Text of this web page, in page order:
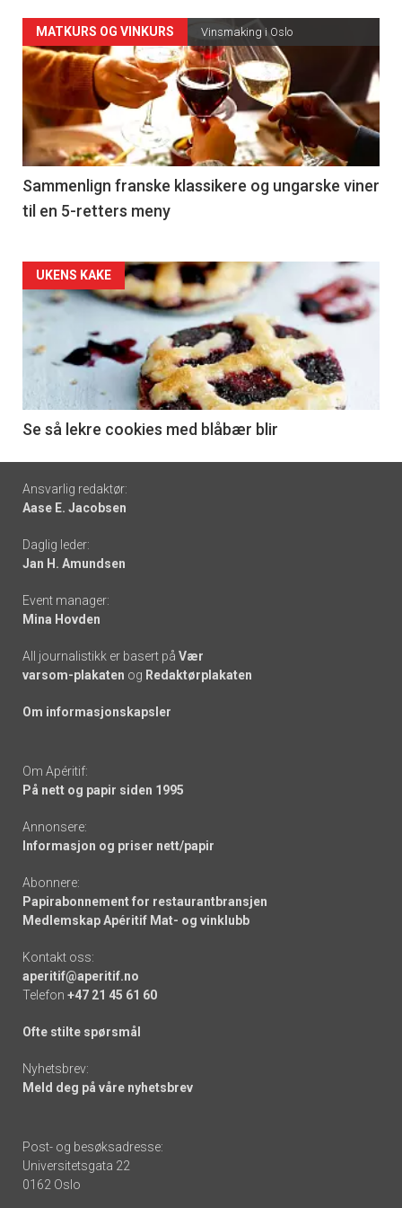
Forsiden
akkurat
nå
-
5
MATKURS OG VINKURS Vinsmaking i Oslo
Sammenlign franske klassikere og ungarske viner
til en 5-retters meny
Forsiden
akkurat
nå
6
UKENS KAKE
Se så lekre cookies med blåbær blir
Footer
-
links
Ansvarlig redaktør:
Aase E. Jacobsen
Daglig leder:
Jan H. Amundsen
Event manager:
Mina Hovden
All journalistikk er basert på Vær
varsom-plakaten og Redaktørplakaten
Om informasjonskapsler
Om Apéritif:
På nett og papir siden 1995
Annonsere:
Informasjon og priser nett/papir
Abonnere:
Papirabonnement for restaurantbransjen
Medlemskap Apéritif Mat- og vinklubb
Kontakt oss:
aperitif@aperitif.no
Telefon +47 21 45 61 60
Ofte stilte spørsmål
Nyhetsbrev:
Meld deg på våre nyhetsbrev
Post- og besøksadresse:
Universitetsgata 22
0162 Oslo